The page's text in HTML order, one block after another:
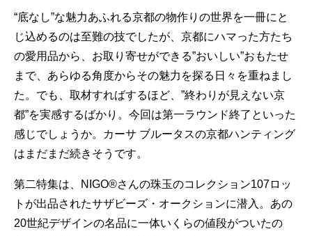
“底なし”な魅力あふれる京都の物作りの世界を一冊にと
じ込めるのは至難の技でしたが、京都にハマった方たち
の愛用品から、お取り寄せができる”おいしい”おもたせ
まで、あらゆる角度からその魅力を探る日々を重ねまし
た。でも、取材すればするほど、”終わりが見えない京
都”を実感するばかり。今回は第一ラウンド終了といった
感じでしょうか。カーサ ブルータスの京都ハンティング
はまだまだ続きそうです。
第二特集は、NIGO®さんの珠玉のコレクション107ロッ
トが出品されたサザビーズ・オークションに潜入。あの
20世紀デザインの名品に一体いくらの値段がついたの